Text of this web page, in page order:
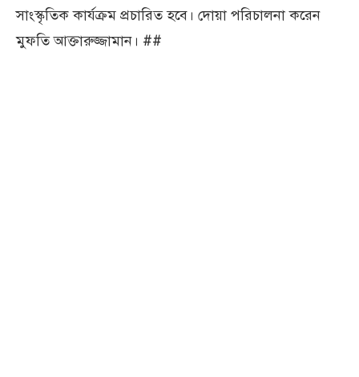
সাংস্কৃতিক কার্যক্রম প্রচারিত হবে। দোয়া পরিচালনা করেন
মুফতি আক্তারুজ্জামান। ##